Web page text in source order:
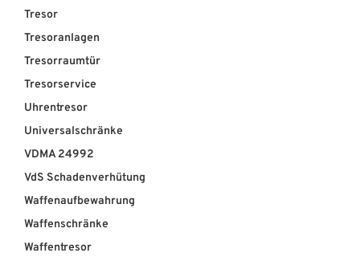
Tresor
Tresoranlagen
Tresorraumtür
Tresorservice
Uhrentresor
Universalschränke
VDMA 24992
VdS Schadenverhütung
Waffenaufbewahrung
Waffenschränke
Waffentresor